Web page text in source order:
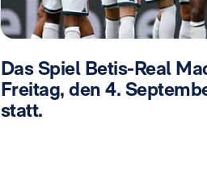
Das Spiel Betis-Real
Freitag, den 4.
statt.